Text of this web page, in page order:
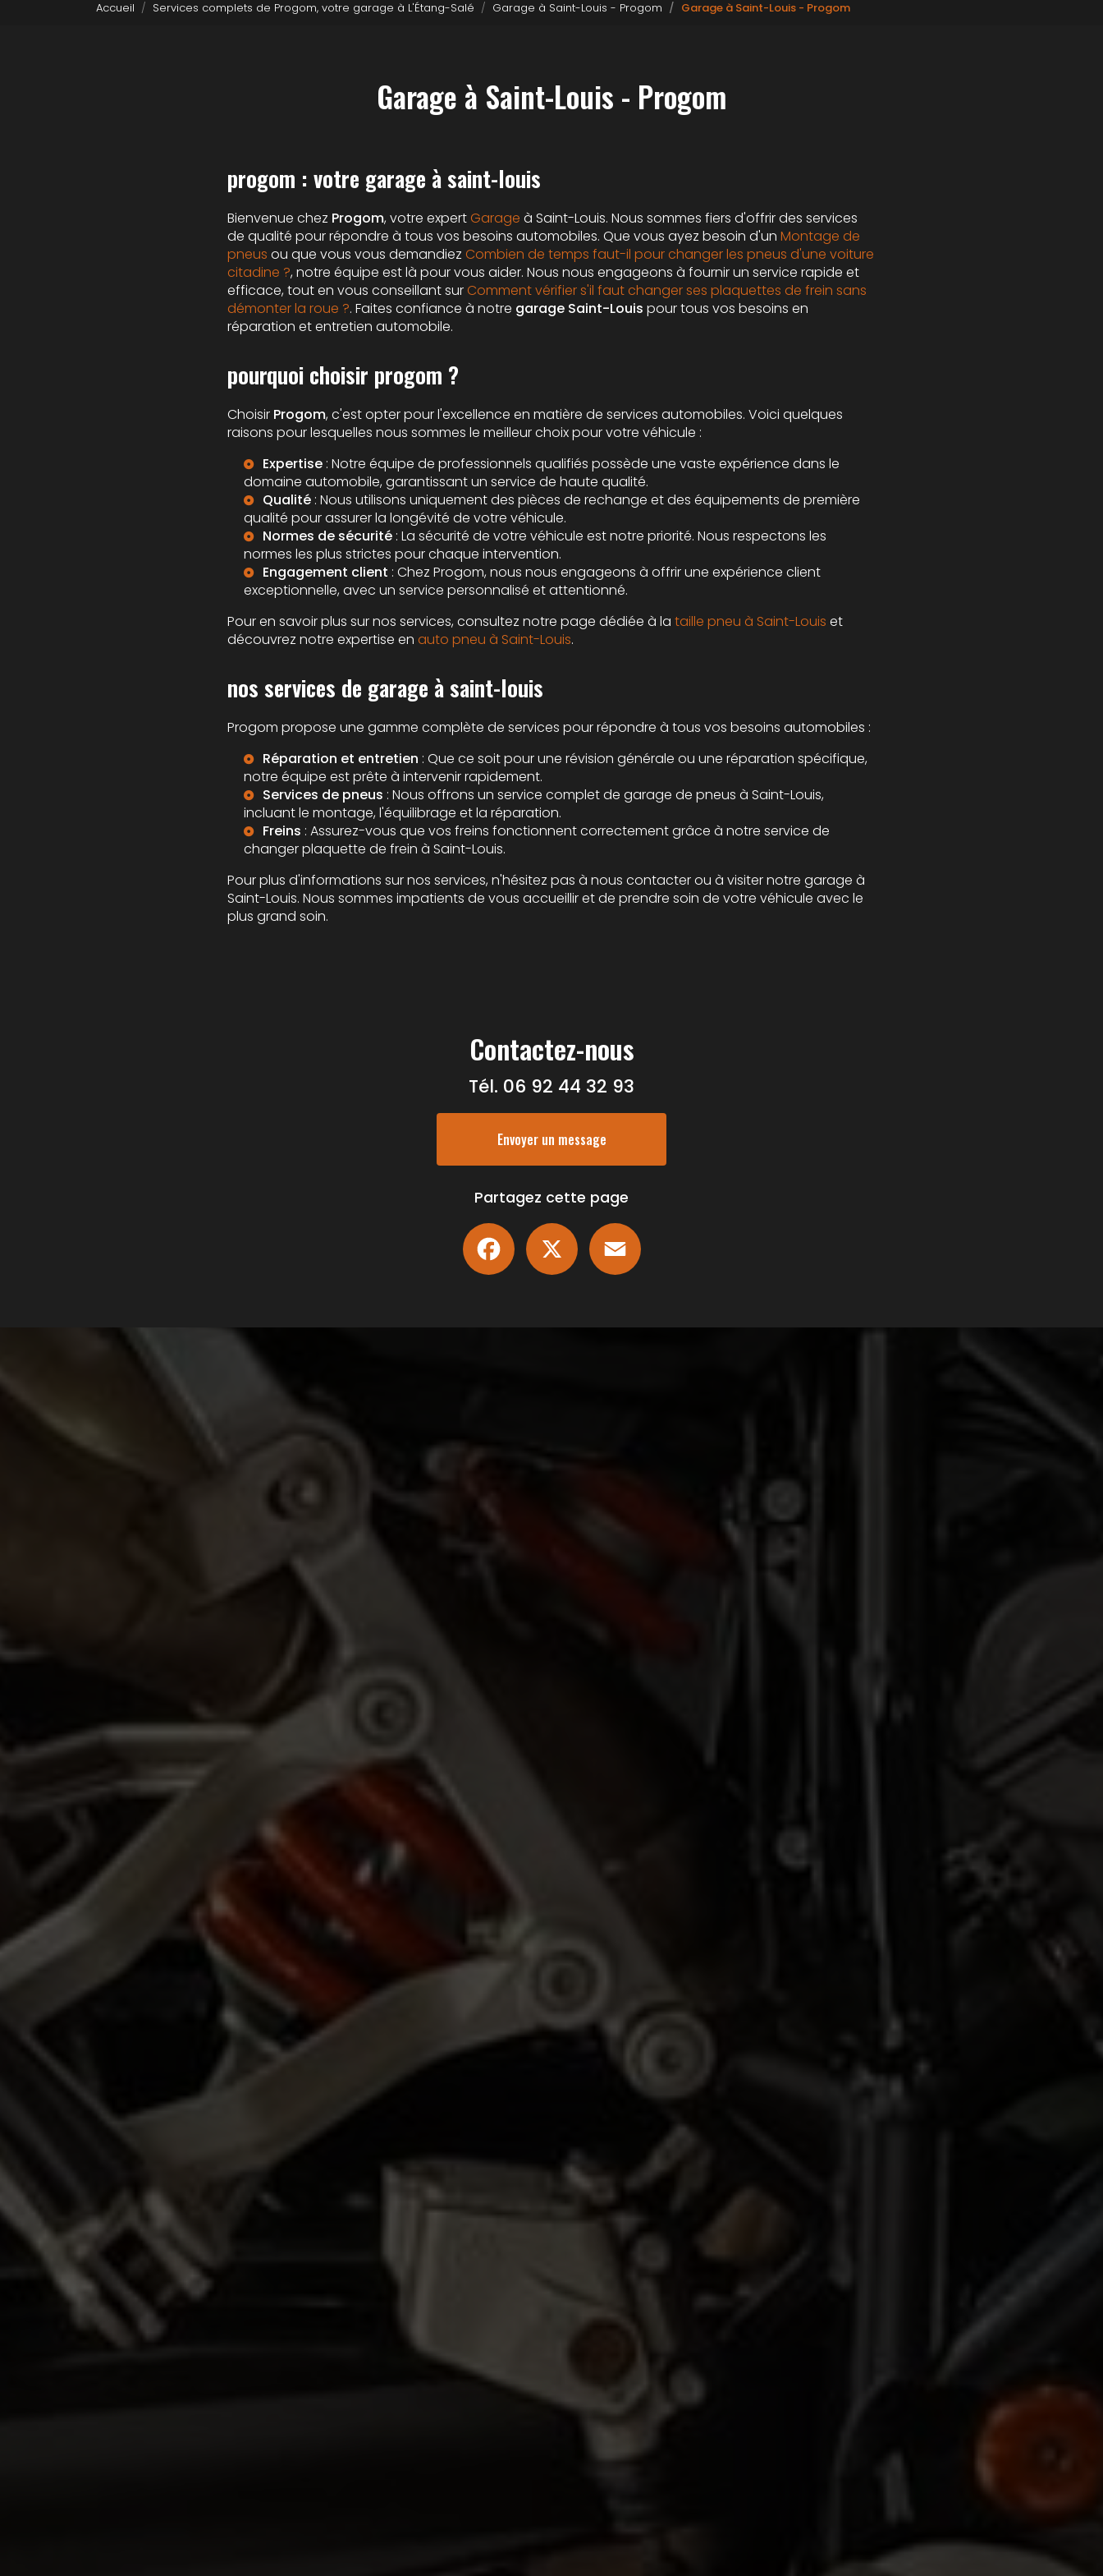
Accueil Services complets de Progom, votre garage à L'Étang-Salé Garage à Saint-Louis - Progom Garage à Saint-Louis - Progom
Garage à Saint-Louis - Progom
progom : votre garage à saint-louis
Bienvenue chez Progom, votre expert Garage à Saint-Louis. Nous sommes fiers d'offrir des services
de qualité pour répondre à tous vos besoins automobiles. Que vous ayez besoin d'un Montage de
pneus ou que vous vous demandiez Combien de temps faut-il pour changer les pneus d'une voiture
citadine ?, notre équipe est là pour vous aider. Nous nous engageons à fournir un service rapide et
efficace, tout en vous conseillant sur Comment vérifier s'il faut changer ses plaquettes de frein sans
démonter la roue ?. Faites confiance à notre garage Saint-Louis pour tous vos besoins en
réparation et entretien automobile.
pourquoi choisir progom ?
Choisir Progom, c'est opter pour l'excellence en matière de services automobiles. Voici quelques
raisons pour lesquelles nous sommes le meilleur choix pour votre véhicule :
Expertise : Notre équipe de professionnels qualifiés possède une vaste expérience dans le
domaine automobile, garantissant un service de haute qualité.
Qualité : Nous utilisons uniquement des pièces de rechange et des équipements de première
qualité pour assurer la longévité de votre véhicule.
Normes de sécurité : La sécurité de votre véhicule est notre priorité. Nous respectons les
normes les plus strictes pour chaque intervention.
Engagement client : Chez Progom, nous nous engageons à offrir une expérience client
exceptionnelle, avec un service personnalisé et attentionné.
Pour en savoir plus sur nos services, consultez notre page dédiée à la taille pneu à Saint-Louis et
découvrez notre expertise en auto pneu à Saint-Louis.
nos services de garage à saint-louis
Progom propose une gamme complète de services pour répondre à tous vos besoins automobiles :
Réparation et entretien : Que ce soit pour une révision générale ou une réparation spécifique,
notre équipe est prête à intervenir rapidement.
Services de pneus : Nous offrons un service complet de garage de pneus à Saint-Louis,
incluant le montage, l'équilibrage et la réparation.
Freins : Assurez-vous que vos freins fonctionnent correctement grâce à notre service de
changer plaquette de frein à Saint-Louis.
Pour plus d'informations sur nos services, n'hésitez pas à nous contacter ou à visiter notre garage à
Saint-Louis. Nous sommes impatients de vous accueillir et de prendre soin de votre véhicule avec le
plus grand soin.
Contactez-nous
Tél. 06 92 44 32 93
Envoyer un message
Partagez cette page
Facebook